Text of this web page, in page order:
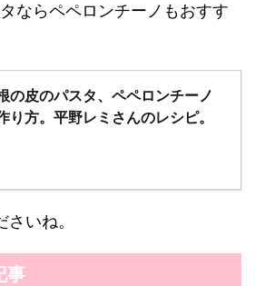
ならペペロンチーノもおすす
の皮のパスタ、ペペロンチーノ
り方。平野レミさんのレシピ。
いね。
事